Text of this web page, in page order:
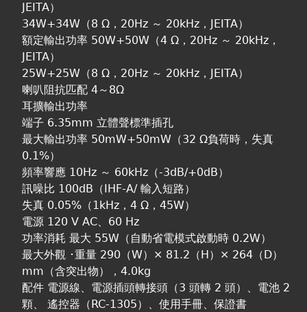
JEITA）
34W+34W（8 Ω，20Hz ～ 20kHz，JEITA）
額定輸出功率 50W+50W（4 Ω，20Hz ～ 20kHz，
JEITA）
25W+25W（8 Ω，20Hz ～ 20kHz，JEITA）
喇叭阻抗匹配 4～8Ω
耳擴輸出功率
端子 6.35mm 立體聲標準插孔
最大輸出功率 50mW+50mW（32 Ω負荷時，失真
0.1%）
頻率響應 10Hz ～ 60kHz（-3dB/+0dB）
訊噪比 100dB（IHF-A/ 輸入短路）
失真 0.05%（1kHz，4 Ω，45W）
電源 120 V AC、60 Hz
功率消耗 最大 55W（自動省電模式啟動時 0.2W）
最大外觀 ･重量 290（W）× 81.2（H）× 264（D）
mm（含突出物），4.0kg
配件 電源線、電源插頭轉接頭（3 頭轉 2 頭）、電池 2
顆、 遙控器（RC-1305）、使用手冊、保證書